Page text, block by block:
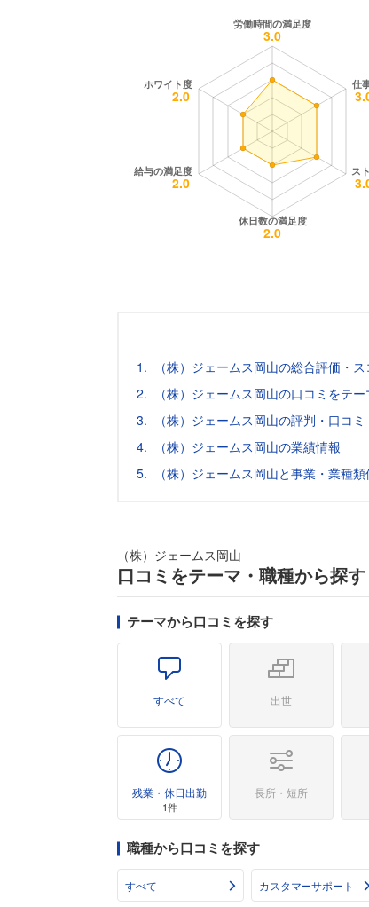
（株）ジェームス岡山の総合評価・
（株）ジェームス岡山の口コミをテ
（株）ジェームス岡山の評判・口コミ
（株）ジェームス岡山の業績情報
（株）ジェームス岡山と事業・業種
（株）ジェームス岡山
口コミをテーマ・職種から探す
テーマから口コミを探す
すべて 出世
残業・休日出勤
1件
長所・短所
職種から口コミを探す
すべて カスタマーサポート